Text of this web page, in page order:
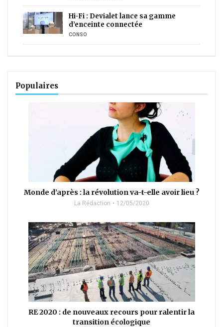
Hi-Fi : Devialet lance sa gamme
d’enceinte connectée
CONSO
Populaires
Monde d’après : la révolution va-t-elle avoir lieu ?
La Rédaction 12/05/2020
RE 2020 : de nouveaux recours pour ralentir la
transition écologique